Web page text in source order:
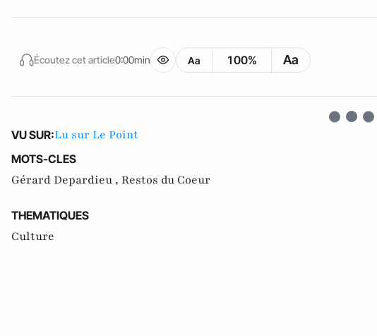
Écoutez cet article0:00min Aa 100% Aa
VU SUR:Lu sur Le Point
MOTS-CLES
Gérard Depardieu , Restos du Coeur
THEMATIQUES
Culture